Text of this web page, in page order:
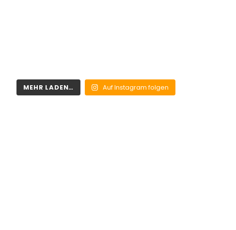
MEHR LADEN… Auf Instagram folgen